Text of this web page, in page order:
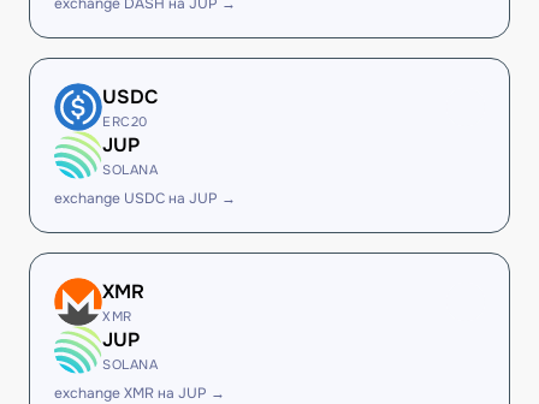
USDC
ERC20
JUP
SOLANA
exchange USDC на JUP →
XMR
XMR
JUP
SOLANA
exchange XMR на JUP →